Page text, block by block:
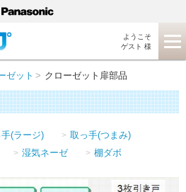
ようこそ
ゲスト 様
ゼット クローゼット扉部品
(ラージ)
取っ手(つまみ)
湿気ネーゼ 棚ダボ